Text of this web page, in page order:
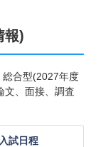
報)
合型(2027年度
文、面接、調査
入試日程